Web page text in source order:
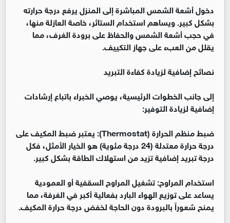
دخول أشعة الشمس المباشرة إلى المنزل يرفع درجة حرارته
بشكل كبير. ويساهم استخدام الستائر، خاصة العازلة منها،
في حجب أشعة الشمس والحفاظ على برودة الغرف، مما
يقلل من العبء على جهاز التكييف.
نصائح إضافية لزيادة كفاءة التبريد
إلى جانب الخطوات الرئيسية، يوصي الخبراء باتباع إرشادات
إضافية لزيادة التوفير:
ضبط منظم الحرارة (Thermostat): يعتبر ضبط المكيف على
درجة حرارة معتدلة (24 درجة مئوية) هو الخيار الأمثل، فكل
درجة تبريد إضافية تزيد من استهلاك الطاقة بشكل كبير.
استخدام المراوح: تشغيل المراوح السقفية أو العمودية
يساعد على توزيع الهواء البارد بفعالية أكبر في الغرفة، مما
يمنح شعوراً بالبرودة دون الحاجة لخفض درجة حرارة المكيف.